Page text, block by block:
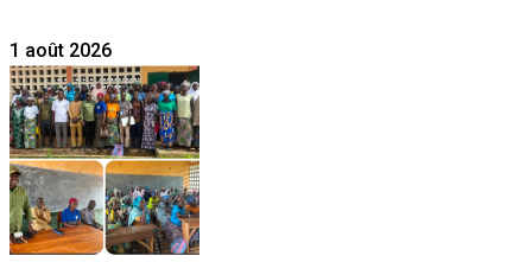
1 août 2026